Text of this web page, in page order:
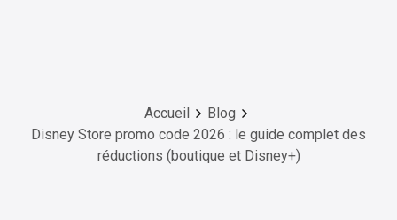
Accueil
Blog
Disney Store promo code 2026 : le guide complet des
réductions (boutique et Disney+)